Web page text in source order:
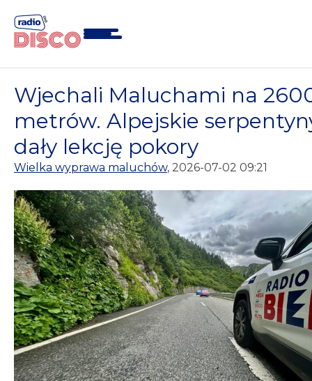
content
Wjechali Maluchami na
metrów. Alpejskie
dały lekcję pokory
Wielka wyprawa maluchów, 2026-07-02 09:21